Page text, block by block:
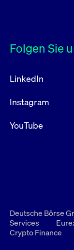
Folgen Sie
LinkedIn
Instagram
YouTube
Deutsche Börse
Services
Crypto Finance